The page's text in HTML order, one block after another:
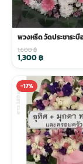
พวงหรีด วัดประชาระบื
1,600฿
1,300฿
-17%